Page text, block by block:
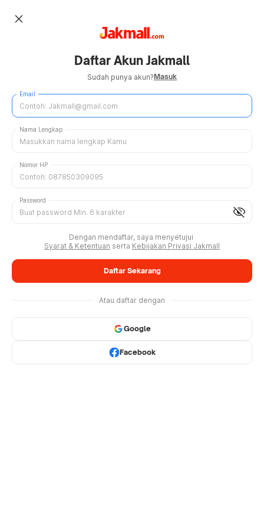
close
Daftar Akun Jakmall
Sudah punya akun?Masuk
Email
Nama Lengkap
Nomor HP
visibility_off
Password
Dengan mendaftar, saya menyetujui
Syarat & Ketentuan serta Kebijakan Privasi Jakmall
Daftar Sekarang
Atau daftar dengan
Google
Facebook